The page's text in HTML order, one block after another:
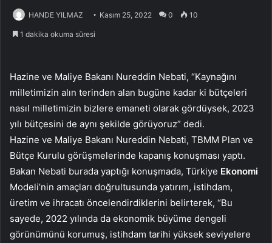
HANDE YILMAZ Kasım 25, 2022 0 10
1 dakika okuma süresi
Hazine ve Maliye Bakanı Nureddin Nebati, “Kaynağını
milletimizin alın terinden alan bugüne kadar ki bütçeleri
nasıl milletimizin bizlere emaneti olarak gördüysek, 2023
yılı bütçesini de aynı şekilde görüyoruz” dedi.
Hazine ve Maliye Bakanı Nureddin Nebati, TBMM Plan ve
Bütçe Kurulu görüşmelerinde kapanış konuşması yaptı.
Bakan Nebati burada yaptığı konuşmada, Türkiye Ekonomi
Modeli’nin amaçları doğrultusunda yatırım, istihdam,
üretim ve ihracatı öncelendirdiklerini belirterek, “Bu
sayede, 2022 yılında da ekonomik büyüme dengeli
görünümünü korumuş, istihdam tarihi yüksek seviyelere